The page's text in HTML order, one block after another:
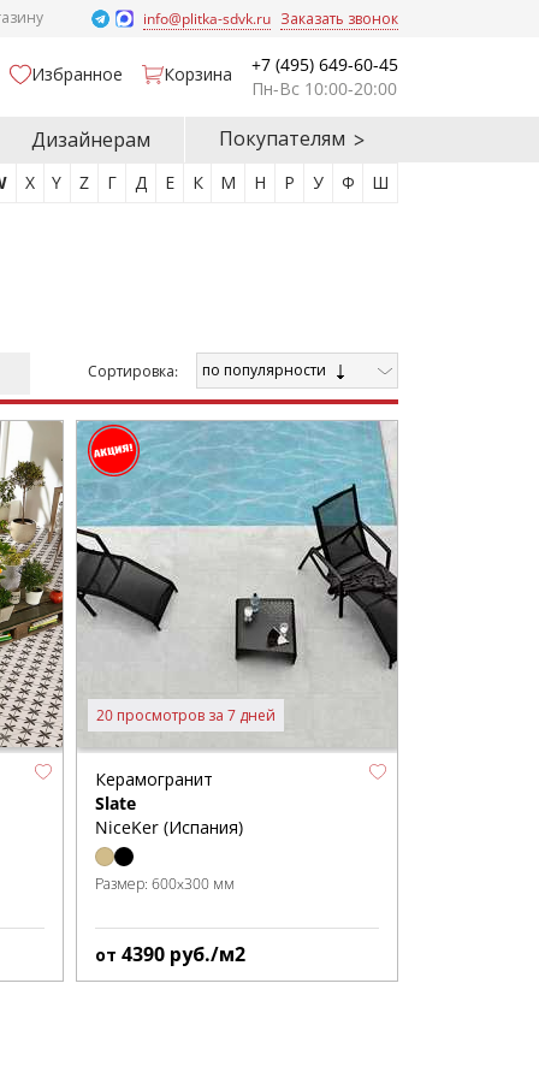
info@plitka-sdvk.ru Заказать звонок
Избранное Корзина
+7 (495) 649-60-45
Пн-Вс 10:00-20:00
Дизайнерам Покупателям
X Y Z Г Д Е К М Н Р У Ф Ш
Cортировка: по популярности
20 просмотров за 7 дней
Керамогранит
Slate
NiceKer (Испания)
Размер: 600x300 мм
от 4390 руб./м2